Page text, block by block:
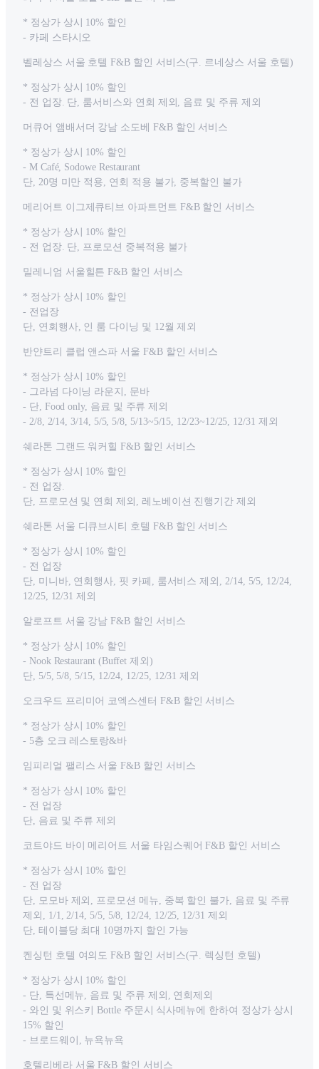
* 정상가 상시 10% 할인
- 카페 스타시오
벨레상스 서울 호텔 F&B 할인 서비스(구. 르네상스 서울 호텔)
* 정상가 상시 10% 할인
- 전 업장. 단, 룸서비스와 연회 제외, 음료 및 주류 제외
머큐어 앰배서더 강남 소도베 F&B 할인 서비스
* 정상가 상시 10% 할인
- M Café, Sodowe Restaurant
단, 20명 미만 적용, 연회 적용 불가, 중복할인 불가
메리어트 이그제큐티브 아파트먼트 F&B 할인 서비스
* 정상가 상시 10% 할인
- 전 업장. 단, 프로모션 중복적용 불가
밀레니엄 서울힐튼 F&B 할인 서비스
* 정상가 상시 10% 할인
- 전업장
단, 연회행사, 인 룸 다이닝 및 12월 제외
반얀트리 클럽 앤스파 서울 F&B 할인 서비스
* 정상가 상시 10% 할인
- 그라넘 다이닝 라운지, 문바
- 단, Food only, 음료 및 주류 제외
- 2/8, 2/14, 3/14, 5/5, 5/8, 5/13~5/15, 12/23~12/25, 12/31 제외
쉐라톤 그랜드 워커힐 F&B 할인 서비스
* 정상가 상시 10% 할인
- 전 업장.
단, 프로모션 및 연회 제외, 레노베이션 진행기간 제외
쉐라톤 서울 디큐브시티 호텔 F&B 할인 서비스
* 정상가 상시 10% 할인
- 전 업장
단, 미니바, 연회행사, 핏 카페, 룸서비스 제외, 2/14, 5/5, 12/24,
12/25, 12/31 제외
알로프트 서울 강남 F&B 할인 서비스
* 정상가 상시 10% 할인
- Nook Restaurant (Buffet 제외)
단, 5/5, 5/8, 5/15, 12/24, 12/25, 12/31 제외
오크우드 프리미어 코엑스센터 F&B 할인 서비스
* 정상가 상시 10% 할인
- 5층 오크 레스토랑&바
임피리얼 팰리스 서울 F&B 할인 서비스
* 정상가 상시 10% 할인
- 전 업장
단, 음료 및 주류 제외
코트야드 바이 메리어트 서울 타임스퀘어 F&B 할인 서비스
* 정상가 상시 10% 할인
- 전 업장
단, 모모바 제외, 프로모션 메뉴, 중복 할인 불가, 음료 및 주류
제외, 1/1, 2/14, 5/5, 5/8, 12/24, 12/25, 12/31 제외
단, 테이블당 최대 10명까지 할인 가능
켄싱턴 호텔 여의도 F&B 할인 서비스(구. 렉싱턴 호텔)
* 정상가 상시 10% 할인
- 단, 특선메뉴, 음료 및 주류 제외, 연회제외
- 와인 및 위스키 Bottle 주문시 식사메뉴에 한하여 정상가 상시
15% 할인
- 브로드웨이, 뉴욕뉴욕
호텔리베라 서울 F&B 할인 서비스